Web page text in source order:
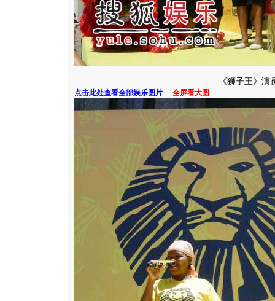
《狮子王》演
点击此处查看全部娱乐图片 全屏看大图